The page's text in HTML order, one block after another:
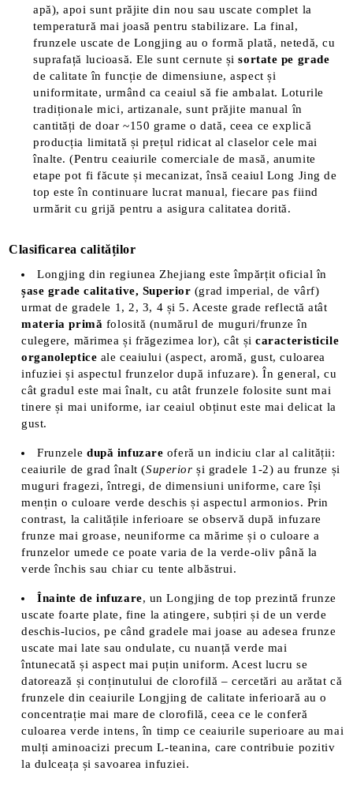
apă), apoi sunt prăjite din nou sau uscate complet la
temperatură mai joasă pentru stabilizare. La final,
frunzele uscate de Longjing au o formă plată, netedă, cu
suprafață lucioasă. Ele sunt cernute șisortate pe grade
de calitate în funcție de dimensiune, aspect și
uniformitate, urmând ca ceaiul să fie ambalat. Loturile
tradiționale mici, artizanale, sunt prăjite manual în
cantități de doar ~150 grame o dată, ceea ce explică
producția limitată și prețul ridicat al claselor cele mai
înalte​. (Pentru ceaiurile comerciale de masă, anumite
etape pot fi făcute și mecanizat, însă ceaiul Long Jing de
top este în continuare lucrat manual, fiecare pas fiind
urmărit cu grijă pentru a asigura calitatea dorită​.
Clasificarea calităților
Longjing din regiunea Zhejiang este împărțit oficial în
șase grade calitative, Superior (grad imperial, de vârf)
urmat de gradele 1, 2, 3, 4 și 5​. Aceste grade reflectă atât
materia primă folosită (numărul de muguri/frunze în
culegere, mărimea și frăgezimea lor), cât șicaracteristicile
organoleptice ale ceaiului (aspect, aromă, gust, culoarea
infuziei și aspectul frunzelor după infuzare)​. În general, cu
cât gradul este mai înalt, cu atât frunzele folosite sunt mai
tinere și mai uniforme, iar ceaiul obținut este mai delicat la
gust.
Frunzeledupă infuzare oferă un indiciu clar al calității:
ceaiurile de grad înalt (Superior și gradele 1-2) au frunze și
muguri fragezi, întregi, de dimensiuni uniforme, care își
mențin o culoare verde deschis și aspectul armonios. Prin
contrast, la calitățile inferioare se observă după infuzare
frunze mai groase, neuniforme ca mărime și o culoare a
frunzelor umede ce poate varia de la verde-oliv până la
verde închis sau chiar cu tente albăstrui​.
Înainte de infuzare, un Longjing de top prezintă frunze
uscate foarte plate, fine la atingere, subțiri și de un verde
deschis-lucios, pe când gradele mai joase au adesea frunze
uscate mai late sau ondulate, cu nuanță verde mai
întunecată și aspect mai puțin uniform​. Acest lucru se
datorează și conținutului de clorofilă – cercetări au arătat că
frunzele din ceaiurile Longjing de calitate inferioară au o
concentrație mai mare de clorofilă, ceea ce le conferă
culoarea verde intens, în timp ce ceaiurile superioare au mai
mulți aminoacizi precum L-teanina, care contribuie pozitiv
la dulceața și savoarea infuziei.